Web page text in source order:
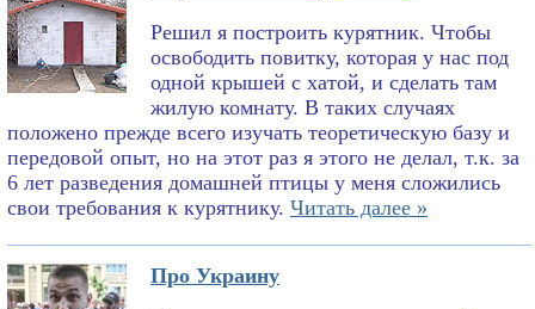
Решил я построить курятник. Чтобы
освободить повитку, которая у нас под
одной крышей с хатой, и сделать там
жилую комнату. В таких случаях
положено прежде всего изучать теоретическую базу и
передовой опыт, но на этот раз я этого не делал, т.к. за
6 лет разведения домашней птицы у меня сложились
свои требования к курятнику. Читать далее »
Про Украину